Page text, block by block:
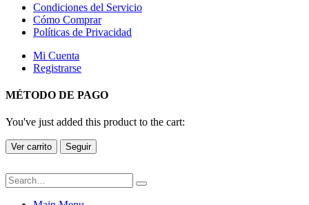
Condiciones del Servicio
Cómo Comprar
Políticas de Privacidad
Mi Cuenta
Registrarse
MÉTODO DE PAGO
You've just added this product to the cart:
Ver carrito Seguir